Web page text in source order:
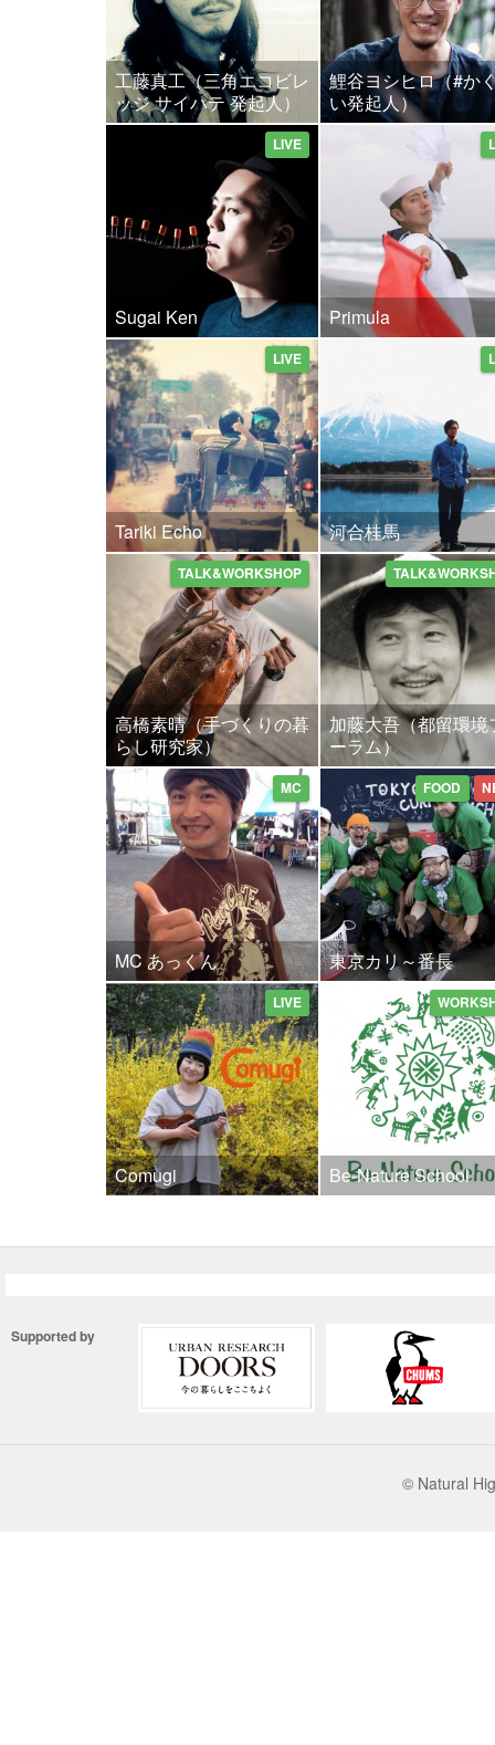
工藤真工（三角エコビレ
ッジ サイハテ 発起人）
鯉谷ヨシヒロ（#か
い発起人）
Sugai Ken
LIVE
Primula
Tariki Echo
LIVE
河合桂馬
高橋素晴（手づくりの暮
らし研究家）
TALK&WORKSHOP
加藤大吾（都留環境
ーラム）
MC あっくん
MC
東京カリ～番長
FOOD
Comugi
LIVE
Be-Nature School
Supported by
© Natural